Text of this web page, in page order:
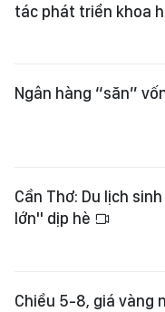
tác phát triển khoa
Ngân hàng “săn”
Cần Thơ: Du lịch
lớn" dịp hè
Chiều 5-8, giá vàng